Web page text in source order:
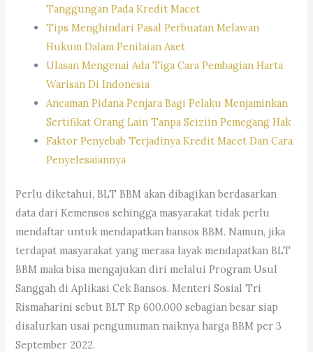
Tanggungan Pada Kredit Macet
Tips Menghindari Pasal Perbuatan Melawan
Hukum Dalam Penilaian Aset
Ulasan Mengenai Ada Tiga Cara Pembagian Harta
Warisan Di Indonesia
Ancaman Pidana Penjara Bagi Pelaku Menjaminkan
Sertifikat Orang Lain Tanpa Seiziin Pemegang Hak
Faktor Penyebab Terjadinya Kredit Macet Dan Cara
Penyelesaiannya
Perlu diketahui, BLT BBM akan dibagikan berdasarkan
data dari Kemensos sehingga masyarakat tidak perlu
mendaftar untuk mendapatkan bansos BBM. Namun, jika
terdapat masyarakat yang merasa layak mendapatkan BLT
BBM maka bisa mengajukan diri melalui Program Usul
Sanggah di Aplikasi Cek Bansos. Menteri Sosial Tri
Rismaharini sebut BLT Rp 600.000 sebagian besar siap
disalurkan usai pengumuman naiknya harga BBM per 3
September 2022.